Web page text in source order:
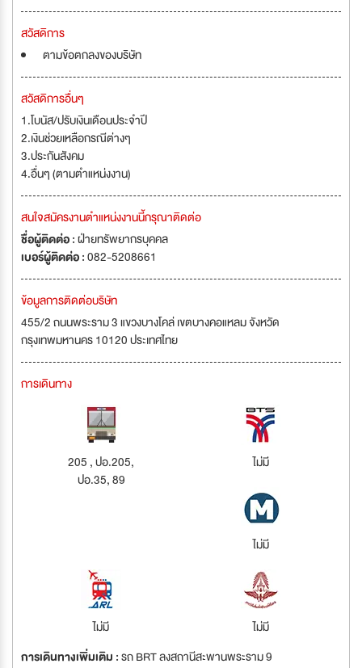
สวัสดิการ
ตามข้อตกลงของบริษัท
สวัสดิการอื่นๆ
1.โบนัส/ปรับเงินเดือนประจำปี
2.เงินช่วยเหลือกรณีต่างๆ
3.ประกันสังคม
4.อื่นๆ (ตามตำแหน่งงาน)
สนใจสมัครงานตำแหน่งงานนี้กรุณาติดต่อ
ชื่อผู้ติดต่อ :ฝ่ายทรัพยากรบุคคล
เบอร์ผู้ติดต่อ :082-5208661
ข้อมูลการติดต่อบริษัท
455/2 ถนนพระราม 3 แขวงบางโคล่ เขตบางคอแหลม จังหวัด
กรุงเทพมหานคร 10120 ประเทศไทย
การเดินทาง
205 , ปอ.205,
ปอ.35, 89
ไม่มี
ไม่มี
ไม่มี
ไม่มี
การเดินทางเพิ่มเติม :รถ BRT ลงสถานีสะพานพระราม 9